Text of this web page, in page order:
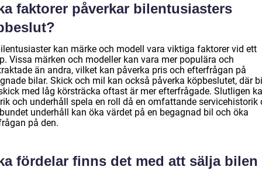
faktorer påverkar bilentusiasters
kan märke och modell vara viktiga faktorer vid ett
Vissa märken och modeller kan vara mer populära och
än andra, vilket kan påverka pris och efterfrågan på
bilar. Skick och mil kan också påverka köpbeslutet, där
med låg körsträcka oftast är mer efterfrågade. Slutligen
och underhåll spela en roll då en omfattande servicehistorik
underhåll kan öka värdet på en begagnad bil och öka
på den.
fördelar finns det med att sälja